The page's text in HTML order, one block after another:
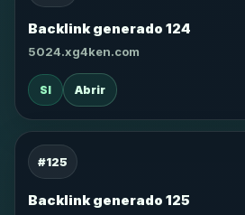
Backlink generado 124
5024.xg4ken.com
SI Abrir
#125
Backlink generado 125